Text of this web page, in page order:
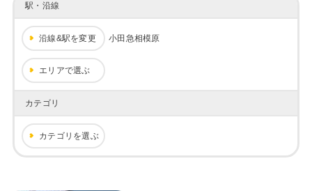
駅・沿線
沿線&駅を変更 小田急相模原
エリアで選ぶ
カテゴリ
カテゴリを選ぶ